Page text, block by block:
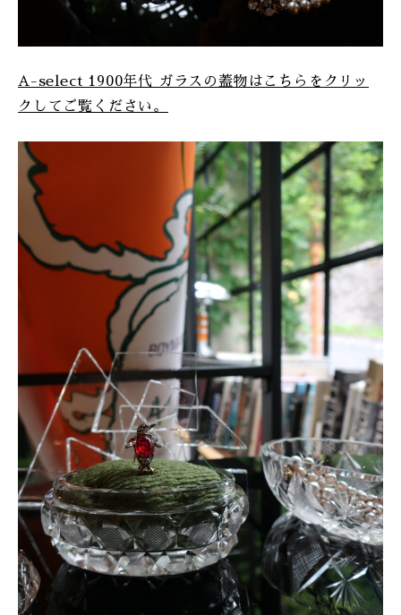
A-select 1900年代 ガラスの蓋物はこちらをクリッ
クしてご覧ください。